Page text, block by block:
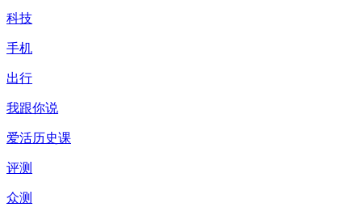
科技
手机
出行
我跟你说
爱活历史课
评测
众测